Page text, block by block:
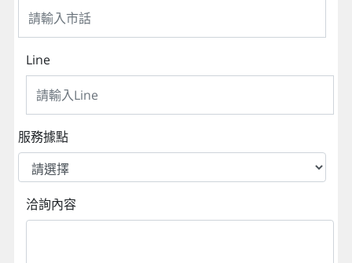
Line
服務據點
洽詢內容